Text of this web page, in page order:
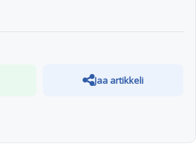
Jaa artikkeli